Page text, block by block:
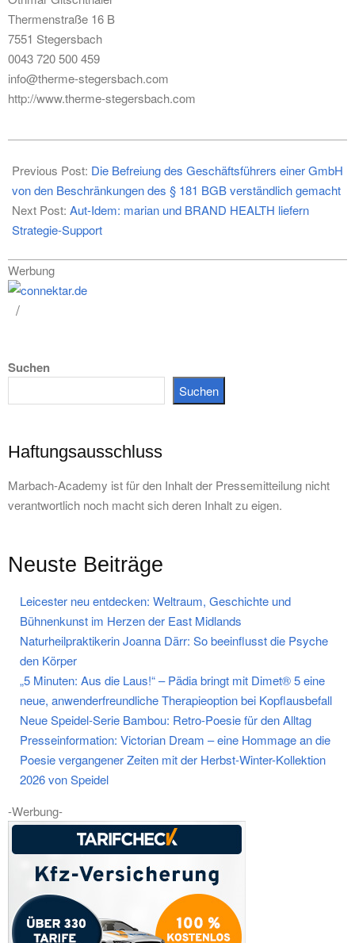
Thermenstraße 16 B
7551 Stegersbach
0043 720 500 459
info@therme-stegersbach.com
http://www.therme-stegersbach.com
10-
12
Previous Post: Die Befreiung des Geschäftsführers einer GmbH
von den Beschränkungen des § 181 BGB verständlich gemacht
Next Post: Aut-Idem: marian und BRAND HEALTH liefern
Strategie-Support
Werbung
Suchen
Suchen
Haftungsausschluss
Marbach-Academy ist für den Inhalt der Pressemitteilung nicht
verantwortlich noch macht sich deren Inhalt zu eigen.
Neuste Beiträge
Leicester neu entdecken: Weltraum, Geschichte und
Bühnenkunst im Herzen der East Midlands
Naturheilpraktikerin Joanna Därr: So beeinflusst die Psyche
den Körper
„5 Minuten: Aus die Laus!“ – Pädia bringt mit Dimet® 5 eine
neue, anwenderfreundliche Therapieoption bei Kopflausbefall
Neue Speidel-Serie Bambou: Retro-Poesie für den Alltag
Presseinformation: Victorian Dream – eine Hommage an die
Poesie vergangener Zeiten mit der Herbst-Winter-Kollektion
2026 von Speidel
-Werbung-